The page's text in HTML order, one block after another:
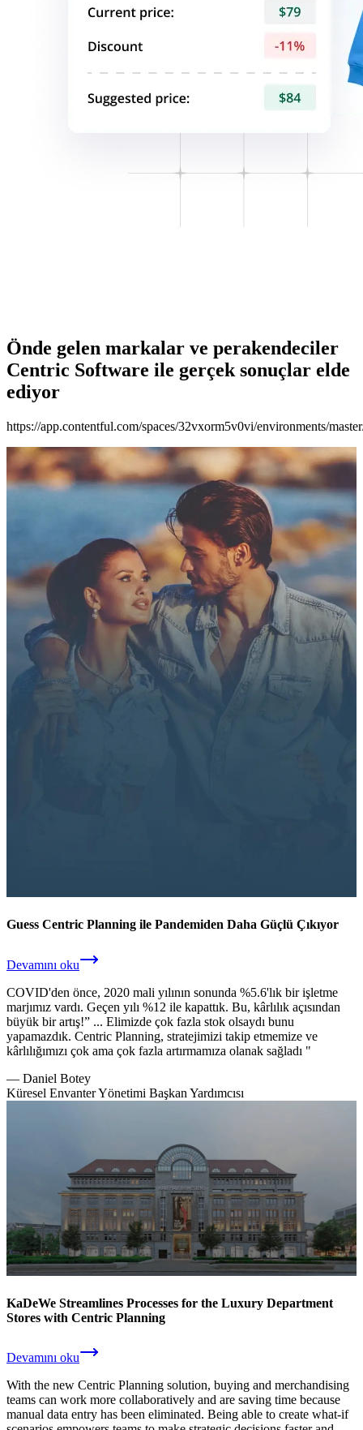
Önde gelen markalar ve perakendeciler
Centric Software ile gerçek sonuçlar elde
ediyor
https://app.contentful.com/spaces/32vxorm5v0vi/environments/
Guess Centric Planning ile Pandemiden Daha Güçlü Çıkıyor
Devamını oku
COVID'den önce, 2020 mali yılının sonunda %5.6'lık bir işletme
marjımız vardı. Geçen yılı %12 ile kapattık. Bu, kârlılık açısından
büyük bir artış!” ... Elimizde çok fazla stok olsaydı bunu
yapamazdık. Centric Planning, stratejimizi takip etmemize ve
kârlılığımızı çok ama çok fazla artırmamıza olanak sağladı "
— Daniel Botey
Küresel Envanter Yönetimi Başkan Yardımcısı
KaDeWe Streamlines Processes for the Luxury Department
Stores with Centric Planning
Devamını oku
With the new Centric Planning solution, buying and merchandising
teams can work more collaboratively and are saving time because
manual data entry has been eliminated. Being able to create what-if